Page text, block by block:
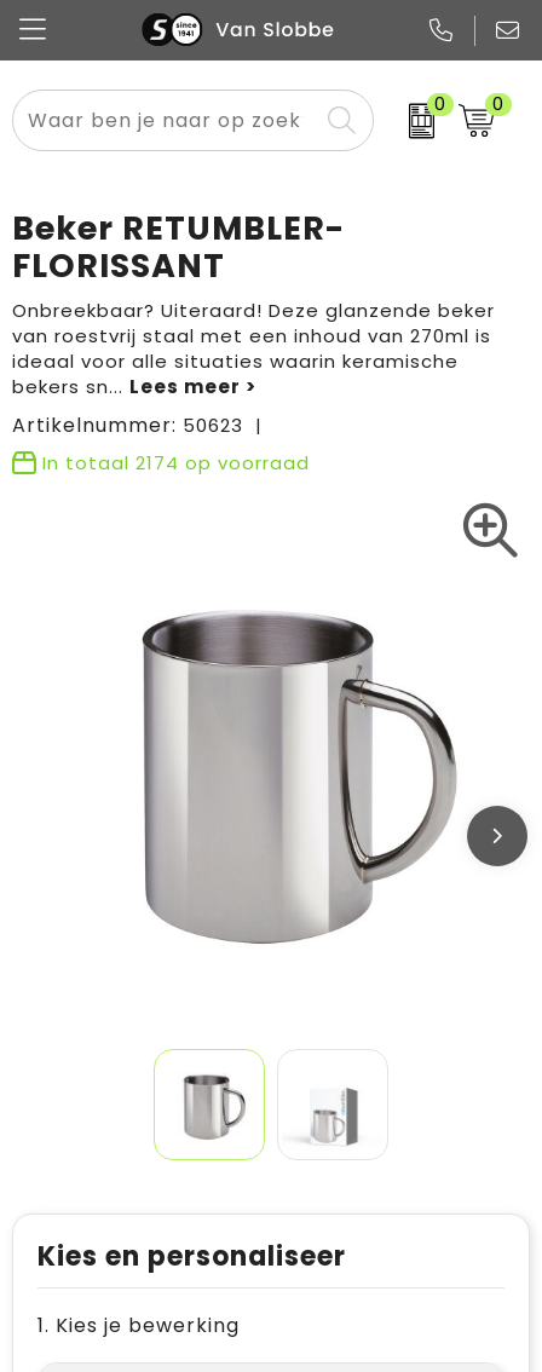
0 0
Alle categorieën
Snoep
Promo
Pennen
Notitieboekjes
Papier
Flessen
Glazen en karaffen
Merken
Meest gekozen
Sportkleding
Overig textiel
Boodschappen- en draagtassen
Sport & vrije tijd
Rugzakken
Beker RETUMBLER-
FLORISSANT
Onbreekbaar? Uiteraard! Deze glanzende beker
van roestvrij staal met een inhoud van 270ml is
ideaal voor alle situaties waarin keramische
bekers sn...
Artikelnummer: 50623
In totaal 2174 op voorraad
Kies en personaliseer
1. Kies je bewerking